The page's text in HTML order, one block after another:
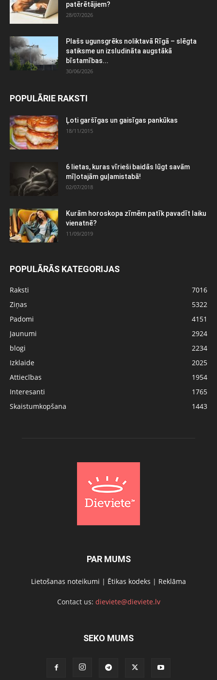
patērētājiem?
28/07/2026
Plašs ugunsgrēks noliktavā Rīgā – slēgta
satiksme un izsludināta augstākā
bīstamības...
30/06/2026
POPULĀRIE RAKSTI
Ļoti garšīgas un gaisīgas pankūkas
18/11/2015
6 lietas, kuras vīrieši baidās lūgt savām
mīļotajām guļamistabā!
02/07/2018
Kurām horoskopa zīmēm patīk pavadīt laiku
vienatnē?
11/09/2019
POPULĀRĀS KATEGORIJAS
Raksti
7016
Ziņas
5322
Padomi
4151
Jaunumi
2924
blogi
2234
Izklaide
2025
Attiecības
1954
Interesanti
1765
Skaistumkopšana
1443
PAR MUMS
Lietošanas noteikumi | Ētikas kodeks | Reklāma
Contact us: dieviete@dieviete.lv
SEKO MUMS